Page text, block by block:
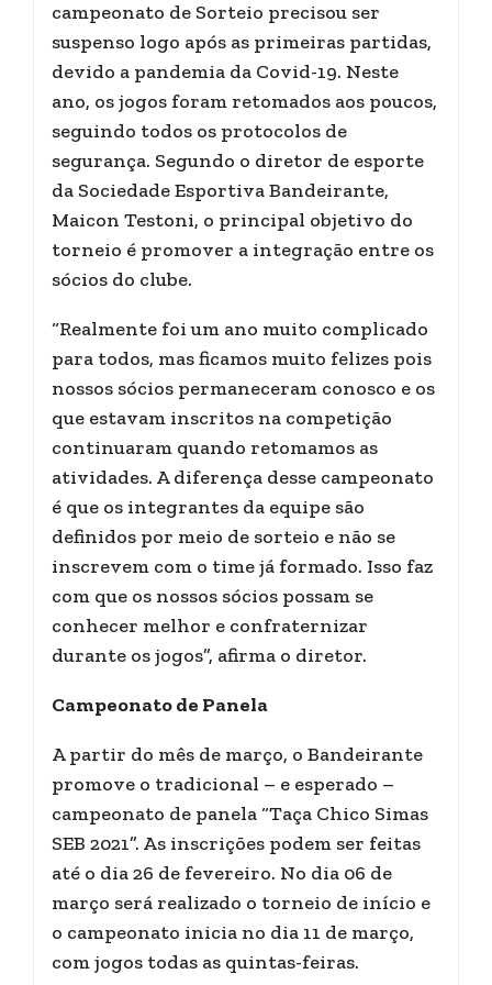
campeonato de Sorteio precisou ser
suspenso logo após as primeiras partidas,
devido a pandemia da Covid-19. Neste
ano, os jogos foram retomados aos poucos,
seguindo todos os protocolos de
segurança. Segundo o diretor de esporte
da Sociedade Esportiva Bandeirante,
Maicon Testoni, o principal objetivo do
torneio é promover a integração entre os
sócios do clube.
“Realmente foi um ano muito complicado
para todos, mas ficamos muito felizes pois
nossos sócios permaneceram conosco e os
que estavam inscritos na competição
continuaram quando retomamos as
atividades. A diferença desse campeonato
é que os integrantes da equipe são
definidos por meio de sorteio e não se
inscrevem com o time já formado. Isso faz
com que os nossos sócios possam se
conhecer melhor e confraternizar
durante os jogos”, afirma o diretor.
Campeonato de Panela
A partir do mês de março, o Bandeirante
promove o tradicional – e esperado –
campeonato de panela “Taça Chico Simas
SEB 2021”. As inscrições podem ser feitas
até o dia 26 de fevereiro. No dia 06 de
março será realizado o torneio de início e
o campeonato inicia no dia 11 de março,
com jogos todas as quintas-feiras.